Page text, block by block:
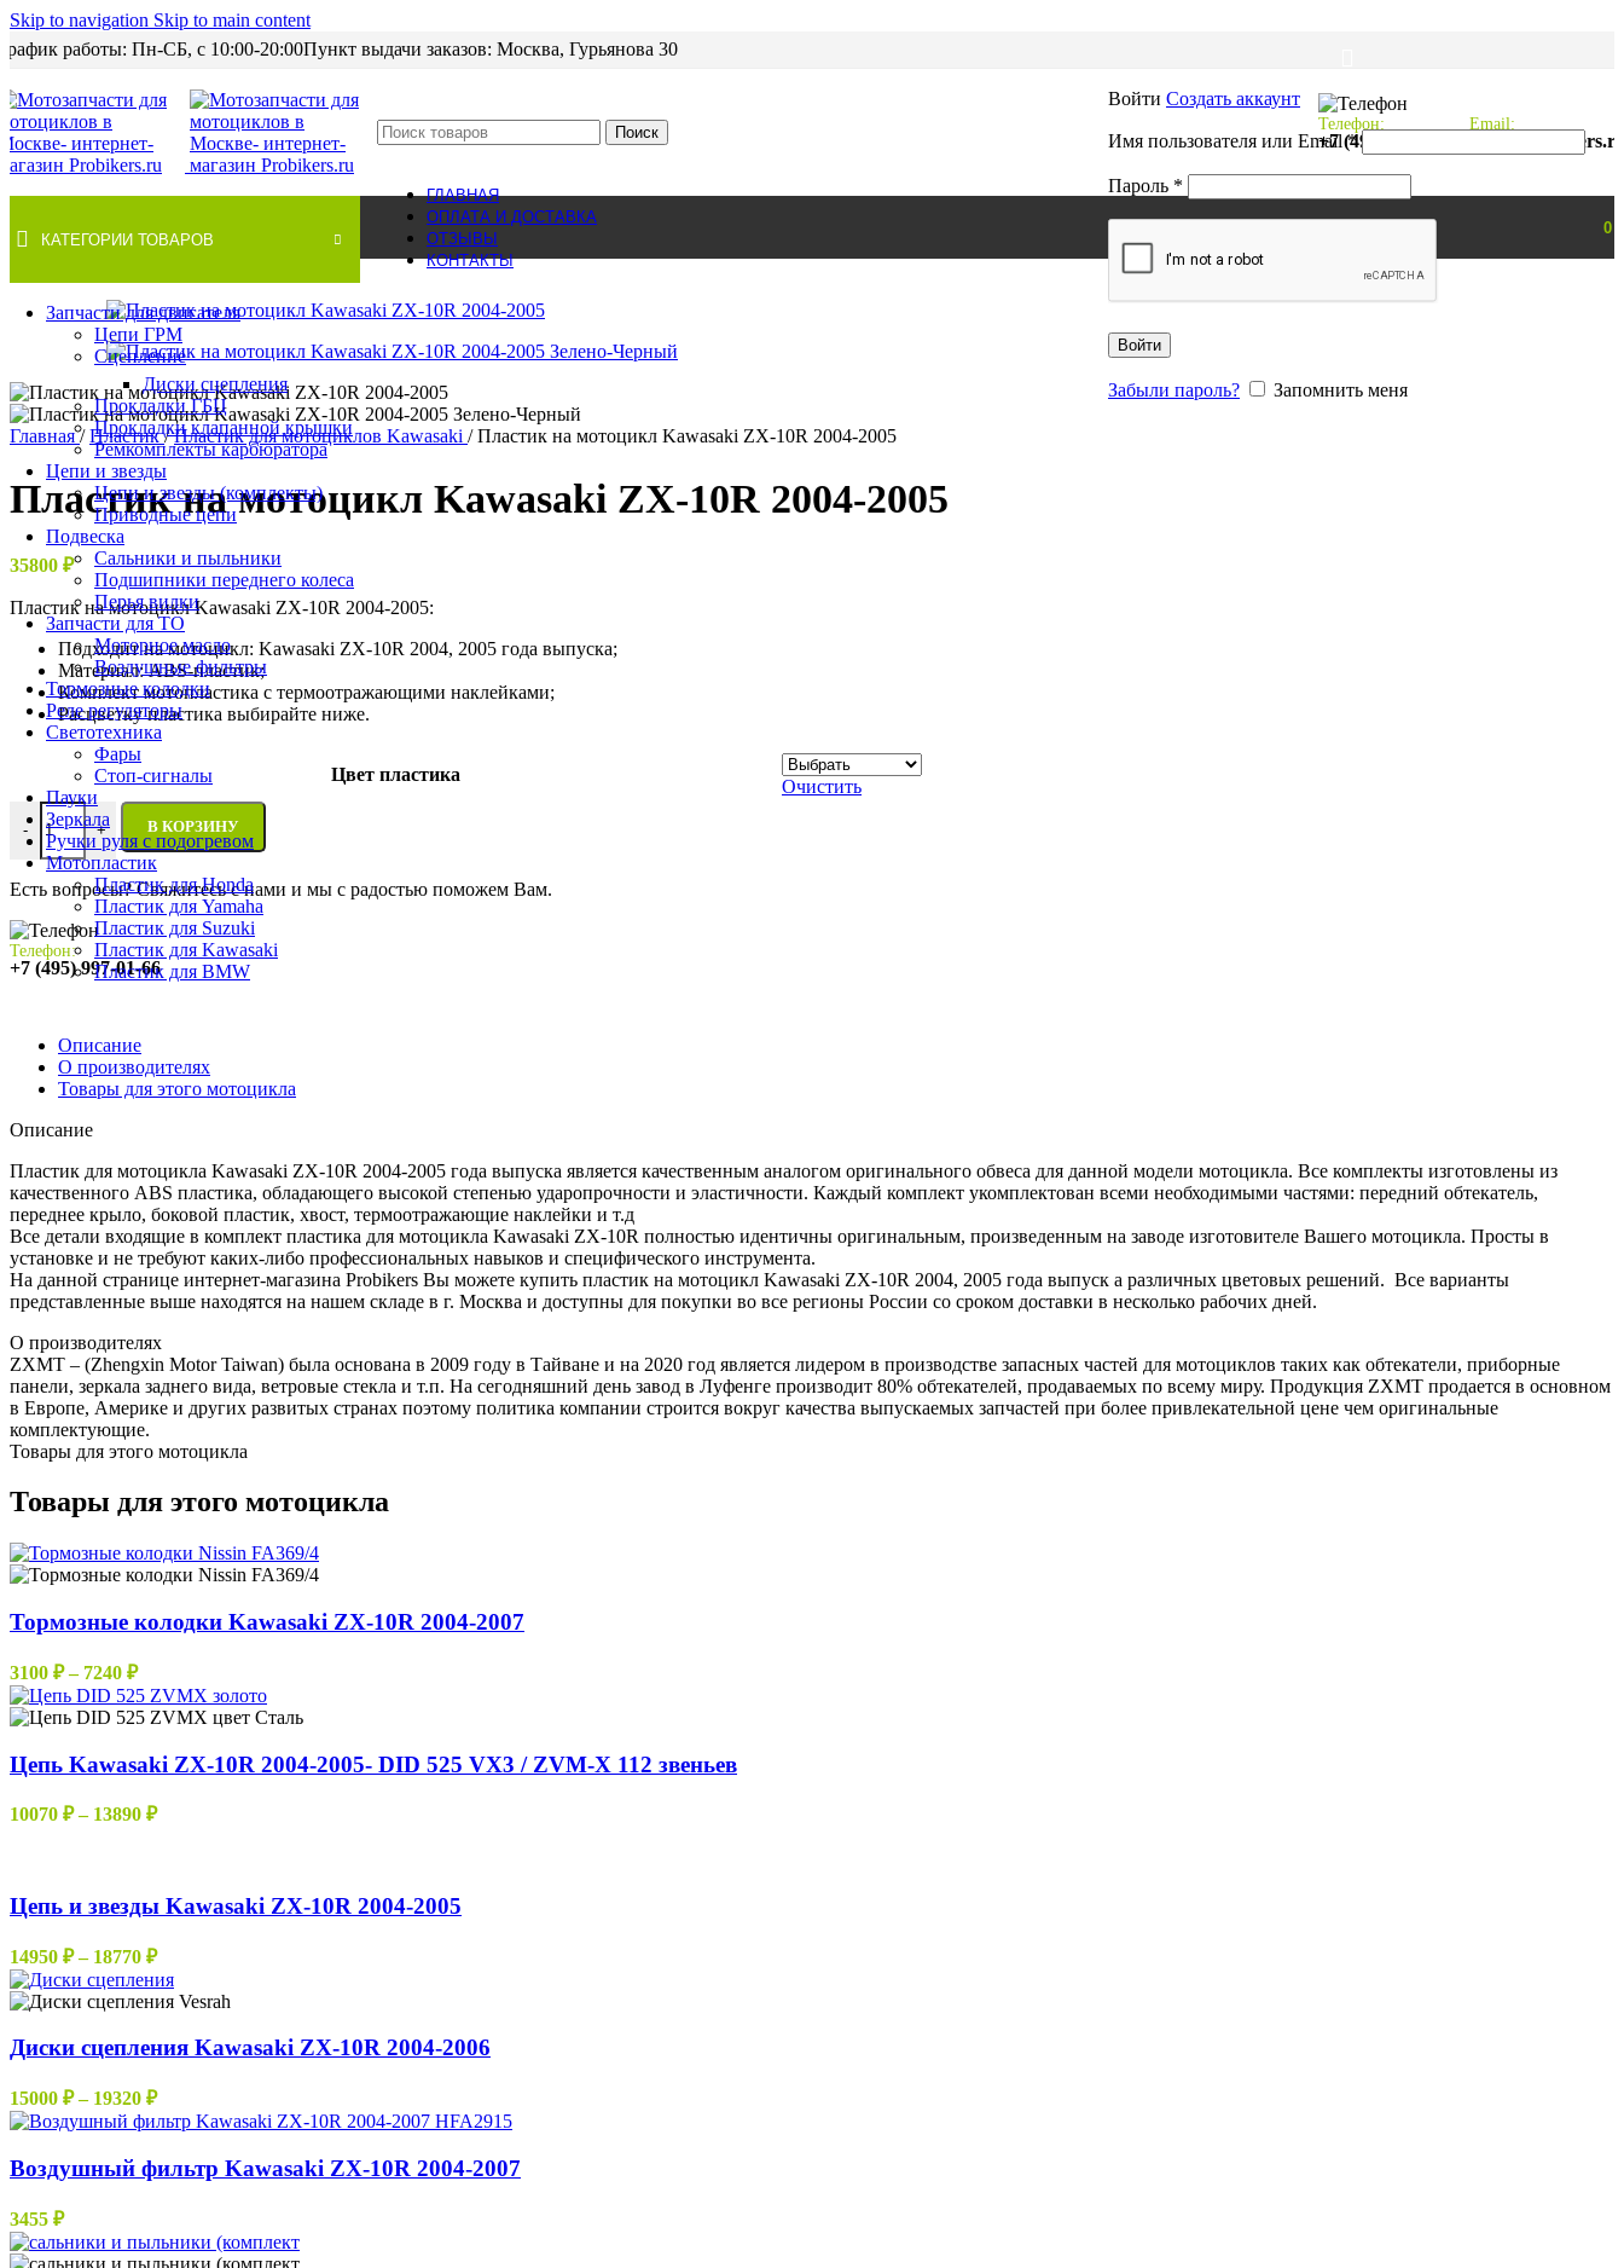
Skip to navigation Skip to main content
работы: Пн-CБ, с 10:00-20:00Пункт выдачи заказов: Москва, Гурьянова 30
Поиск Телефон:
+7 (495) 997-01-66
Email:
КАТЕГОРИИ ТОВАРОВ
Запчасти для двигателя
Цепи ГРМ
Сцепление
Диски сцепления
Прокладки ГБЦ
Прокладки клапанной крышки
Ремкомплекты карбюратора
Цепи и звезды
Цепи и звезды (комплекты)
Приводные цепи
Подвеска
Сальники и пыльники
Подшипники переднего колеса
Перья вилки
Запчасти для ТО
Моторное масло
Воздушные фильтры
Тормозные колодки
Реле регуляторы
Cветотехника
Фары
Стоп-сигналы
Пауки
Зеркала
Ручки руля с подогревом
Мотопластик
Пластик для Honda
Пластик для Yamaha
Пластик для Suzuki
Пластик для Kawasaki
Пластик для BMW
ГЛАВНАЯ
ОПЛАТА И ДОСТАВКА
ОТЗЫВЫ
КОНТАКТЫ
Войти Создать аккаунт
Имя пользователя или Email*Обязательно
Пароль *
Войти
Забыли пароль? Запомнить меня
0
Главная/ Пластик/ Пластик для мотоциклов Kawasaki / Пластик на мотоцикл Kawasaki ZX-10R 2004-2005
Пластик на мотоцикл Kawasaki ZX-10R 2004-2005
35800 ₽
Пластик на мотоцикл Kawasaki ZX-10R 2004-2005:
Подходит на мотоцикл: Kawasaki ZX-10R 2004, 2005 года выпуска;
Материал: ABS-пластик;
Комплект мотопластика с термоотражающими наклейками;
Расцветку пластика выбирайте ниже.
Цвет пластика
Очистить
-
Количество товара Пластик на мотоцикл Kawasaki ZX-10R 2004-2005
+ В КОРЗИНУ
Есть вопросы? Свяжитесь с нами и мы с радостью поможем Вам.
Телефон:
+7 (495) 997-01-66
Описание
О производителях
Товары для этого мотоцикла
Описание
Пластик для мотоцикла Kawasaki ZX-10R 2004-2005 года выпуска является качественным аналогом оригинального обвеса для данной модели мотоцикла. Все комплекты изготовлены из
качественного ABS пластика, обладающего высокой степенью ударопрочности и эластичности. Каждый комплект укомплектован всеми необходимыми частями: передний обтекатель,
переднее крыло, боковой пластик, хвост, термоотражающие наклейки и т.д
Все детали входящие в комплект пластика для мотоцикла Kawasaki ZX-10R полностью идентичны оригинальным, произведенным на заводе изготовителе Вашего мотоцикла. Просты в
установке и не требуют каких-либо профессиональных навыков и специфического инструмента.
На данной странице интернет-магазина Probikers Вы можете купить пластик на мотоцикл Kawasaki ZX-10R 2004, 2005 года выпуск а различных цветовых решений. Все варианты
представленные выше находятся на нашем складе в г. Москва и доступны для покупки во все регионы России со сроком доставки в несколько рабочих дней.
О производителях
ZXMT – (Zhengxin Motor Taiwan) была основана в 2009 году в Тайване и на 2020 год является лидером в производстве запасных частей для мотоциклов таких как обтекатели, приборные
панели, зеркала заднего вида, ветровые стекла и т.п. На сегодняшний день завод в Луфенге производит 80% обтекателей, продаваемых по всему миру. Продукция ZXMT продается в основном
в Европе, Америке и других развитых странах поэтому политика компании строится вокруг качества выпускаемых запчастей при более привлекательной цене чем оригинальные
комплектующие.
Товары для этого мотоцикла
Товары для этого мотоцикла
Тормозные колодки Kawasaki ZX-10R 2004-2007
3100 ₽ – 7240 ₽Диапазон
цен:
3100 ₽
7240 ₽
Цепь Kawasaki ZX-10R 2004-2005- DID 525 VX3 / ZVM-X 112 звеньев
10070 ₽ – 13890 ₽Диапазон
13890 ₽
Цепь и звезды Kawasaki ZX-10R 2004-2005
14950 ₽ – 18770 ₽Диапазон
цен:
14950 ₽
18770 ₽
Диски сцепления Kawasaki ZX-10R 2004-2006
15000 ₽ – 19320 ₽Диапазон
цен:
–
Воздушный фильтр Kawasaki ZX-10R 2004-2007
3455 ₽